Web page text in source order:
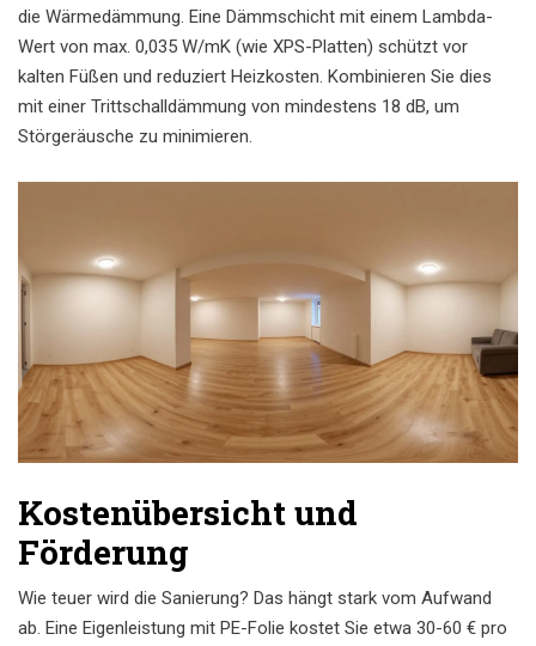
die Wärmedämmung. Eine Dämmschicht mit einem Lambda-
Wert von max. 0,035 W/mK (wie XPS-Platten) schützt vor
kalten Füßen und reduziert Heizkosten. Kombinieren Sie dies
mit einer Trittschalldämmung von mindestens 18 dB, um
Störgeräusche zu minimieren.
Kostenübersicht und
Förderung
Wie teuer wird die Sanierung? Das hängt stark vom Aufwand
ab. Eine Eigenleistung mit PE-Folie kostet Sie etwa 30-60 € pro